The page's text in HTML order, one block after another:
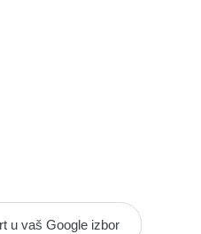
u vaš Google izbor